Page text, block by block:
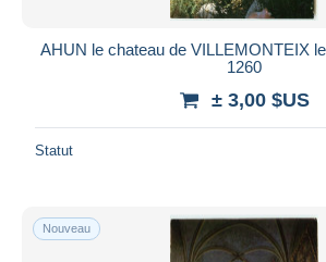
AHUN le chateau de VILLEMONTEIX
1260
± 3,00 $US
Statut
Nouveau